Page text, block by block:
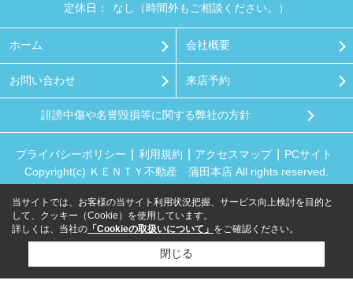
定休日：
なし（時間外もご相談ください。）
ホーム 会社概要
お問い合わせ 来店予約
誹謗中傷や名誉毀損等に関する弊社の方針
プライバシーポリシー 利用規約 アクセスマップ
PCサイト
Copyright(c) ＫＥＮＴＹ不動産 蒲田本店 All rights reserved.
当サイトでは、お客様の当サイト利用状況把握、サービス向上検討を目的と
して、クッキー（Cookie）を使用しています。
詳しくは、当社の 「Cookieの取扱いについて」 をご確認ください。
閉じる